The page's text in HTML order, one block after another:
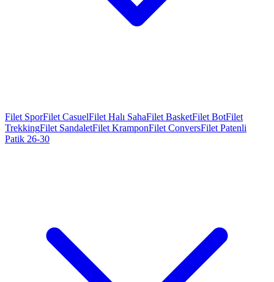
Filet SporFilet CasuelFilet Halı SahaFilet BasketFilet BotFilet
TrekkingFilet SandaletFilet KramponFilet ConversFilet Patenli
Patik 26-30